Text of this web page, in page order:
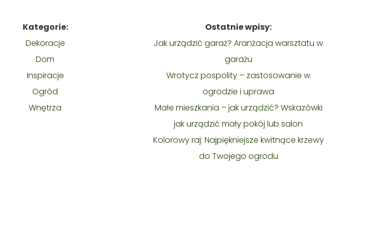
Kategorie:
Dekoracje
Dom
Inspiracje
Ogród
Wnętrza
Ostatnie wpisy:
Jak urządzić garaż? Aranżacja warsztatu w
garażu
Wrotycz pospolity – zastosowanie w
ogrodzie i uprawa
Małe mieszkania – jak urządzić? Wskazówki
jak urządzić mały pokój lub salon
Kolorowy raj: Najpiękniejsze kwitnące krzewy
do Twojego ogrodu